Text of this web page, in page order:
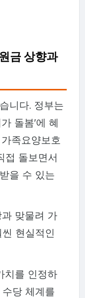
금 상향과
니다. 정부는
돌봄'에 혜
족요양보호
접 돌보면서
을 수 있는
맞물려 가
현실적인
치를 인정하
당 체계를